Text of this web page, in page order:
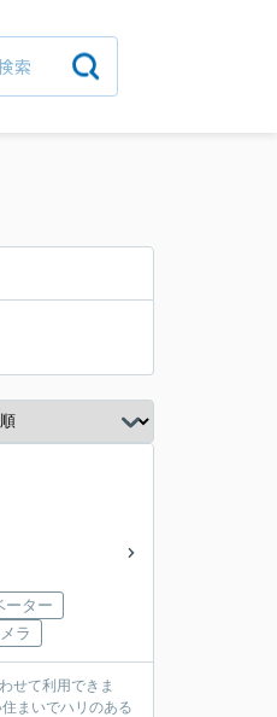
ーター
ラ
せて利用できま
まいでハリのある